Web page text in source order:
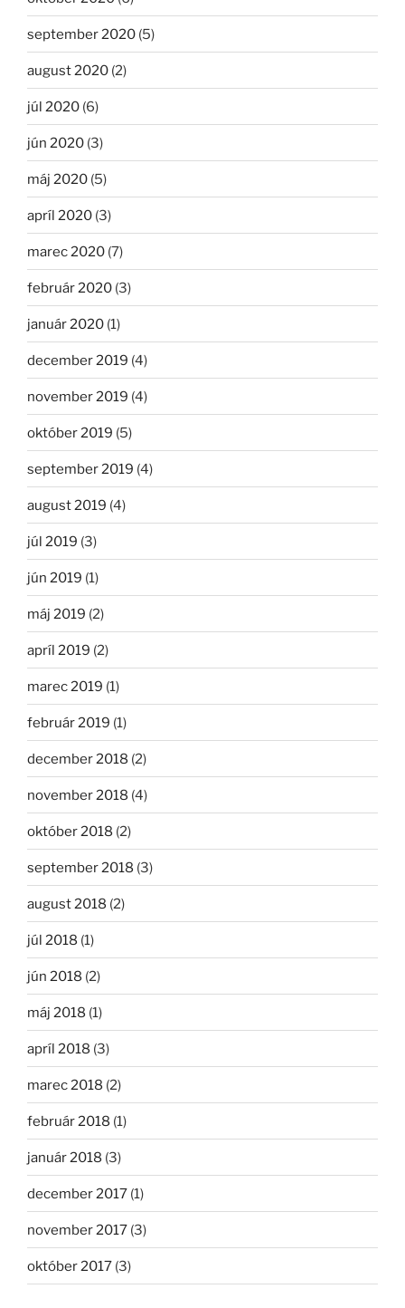
september 2020 (5)
august 2020 (2)
júl 2020 (6)
jún 2020 (3)
máj 2020 (5)
apríl 2020 (3)
marec 2020 (7)
február 2020 (3)
január 2020 (1)
december 2019 (4)
november 2019 (4)
október 2019 (5)
september 2019 (4)
august 2019 (4)
júl 2019 (3)
jún 2019 (1)
máj 2019 (2)
apríl 2019 (2)
marec 2019 (1)
február 2019 (1)
december 2018 (2)
november 2018 (4)
október 2018 (2)
september 2018 (3)
august 2018 (2)
júl 2018 (1)
jún 2018 (2)
máj 2018 (1)
apríl 2018 (3)
marec 2018 (2)
február 2018 (1)
január 2018 (3)
december 2017 (1)
november 2017 (3)
október 2017 (3)